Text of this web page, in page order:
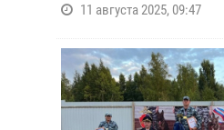
11 августа 2025, 09:47